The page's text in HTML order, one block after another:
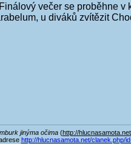
večer se proběhne
u diváků zvítězit
jinýma očima(http://
http://hlucnasamota.net/clanek.php/